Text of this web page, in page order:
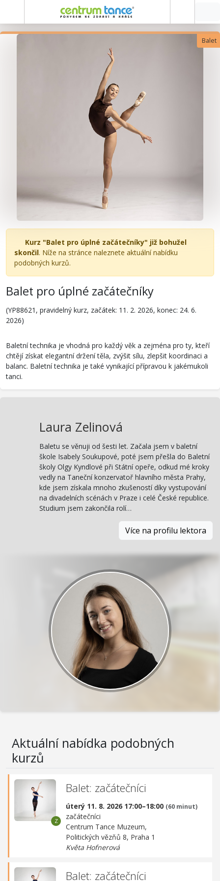
Balet
Kurz "Balet pro úplné začátečníky" již bohužel
skončil. Níže na stránce naleznete aktuální nabídku
podobných kurzů.
Balet pro úplné začátečníky
(YP88621, pravidelný kurz, začátek: 11. 2. 2026, konec: 24. 6.
2026)
Baletní technika je vhodná pro každý věk a zejména pro ty, kteří
chtějí získat elegantní držení těla, zvýšit sílu, zlepšit koordinaci a
balanc. Baletní technika je také vynikající přípravou k jakémukoli
tanci.
Laura Zelinová
Baletu se věnuji od šesti let. Začala jsem v baletní
škole Isabely Soukupové, poté jsem přešla do Baletní
školy Olgy Kyndlové při Státní opeře, odkud mé kroky
vedly na Taneční konzervatoř hlavního města Prahy,
kde jsem získala mnoho zkušeností díky vystupování
na divadelních scénách v Praze i celé České republice.
Studium jsem zakončila rolí…
Více na profilu lektora
Aktuální nabídka podobných
kurzů
Balet: začátečníci
úterý 11. 8. 2026 17:00–18:00 (60 minut)
začátečníci
Centrum Tance Muzeum,
Politických vězňů 8, Praha 1
Květa Hofnerová
Balet: začátečníci